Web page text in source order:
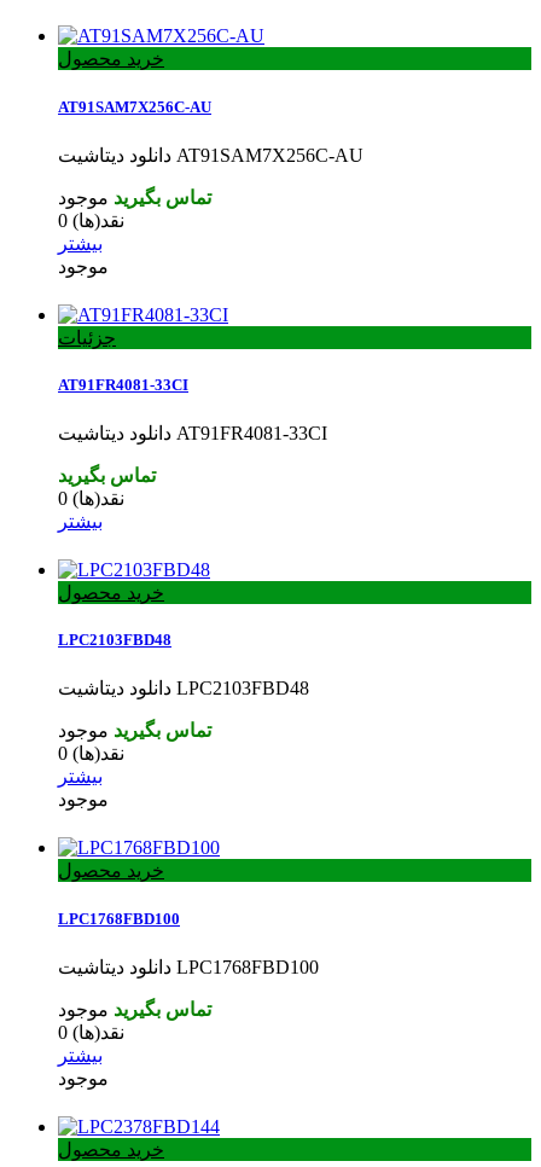
خرید محصول
AT91SAM7X256C-AU
دانلود دیتاشیت AT91SAM7X256C-AU
تماس بگیرید موجود
0 نقد(ها)
بیشتر
موجود
جزئیات
AT91FR4081-33CI
دانلود دیتاشیت AT91FR4081-33CI
تماس بگیرید
0 نقد(ها)
بیشتر
خرید محصول
LPC2103FBD48
دانلود دیتاشیت LPC2103FBD48
تماس بگیرید موجود
0 نقد(ها)
بیشتر
موجود
خرید محصول
LPC1768FBD100
دانلود دیتاشیت LPC1768FBD100
تماس بگیرید موجود
0 نقد(ها)
بیشتر
موجود
خرید محصول